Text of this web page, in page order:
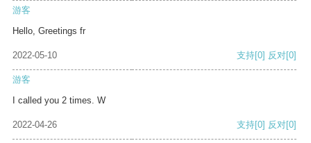
游客
Hello, Greetings fr
2022-05-10 支持[0] 反对[0]
游客
I called you 2 times. W
2022-04-26 支持[0] 反对[0]